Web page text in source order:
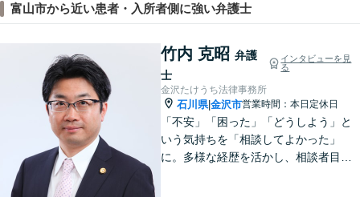
富山市から近い患者・入所者側に強い弁護士
竹内 克昭 弁護
士
インタビューを見
る
金沢たけうち法律事務所
石川県|金沢市営業時間：本日定休日
「不安」「困った」「どうしよう」と
いう気持ちを「相談してよかった」
に。多様な経歴を活かし、相談者目線